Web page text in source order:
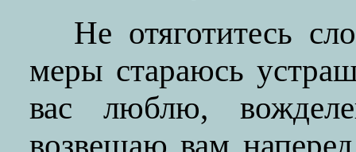
Не отяготитесь
меры стараюсь
вас люблю,